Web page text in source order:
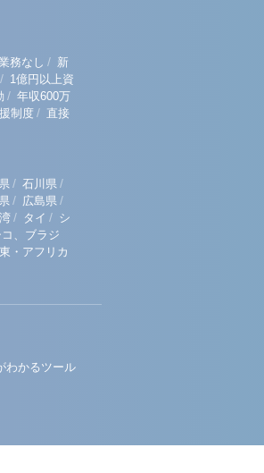
務なし / 新
/ 1億円以上資
/ 年収600万
制度 / 直接
/ 石川県 /
/ 広島県 /
/ タイ / シ
、ブラジ
・アフリカ
わかるツール